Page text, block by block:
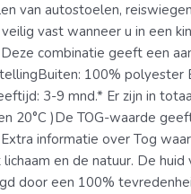
van autostoelen,
vast wanneer u in een
combinatie geeft een
100% polyester
3-9 mnd.* Er zijn in
)De TOG-waarde
informatie over Tog
en de natuur. De huid
door een 100%